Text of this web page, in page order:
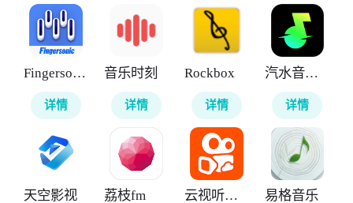
Fingersonic
详情
音乐时刻
详情
Rockbox
详情
汽水音乐车机版
详情
天空影视 荔枝fm 云视听快TV 易格音乐